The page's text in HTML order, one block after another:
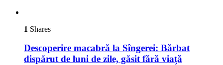
1 Shares
Descoperire macabră la Sîngerei: Bărbat
dispărut de luni de zile, găsit fără viață